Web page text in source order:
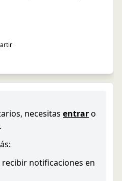
necesitas entraro
notificaciones en